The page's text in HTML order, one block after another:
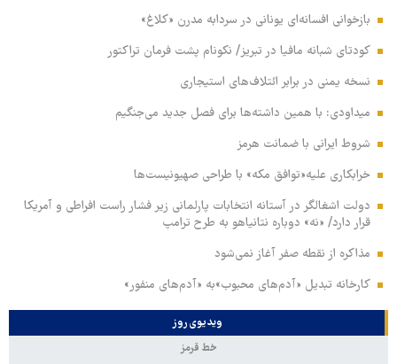
بازخوانی افسانه‌ای یونانی در سردابه مدرن «کلاغ»
کودتای شبانه مافیا در تبریز/ نکونام پشت فرمان تراکتور
نسخه یمنی در برابر ائتلاف‌های استیجاری
میداودی: با همین داشته‌ها برای فصل جدید می‌جنگیم
شروط ایرانی با ضمانت هرمز
خرابکاری علیه«توافق مکه» با طراحی صهیونیست‌ها
دولت اشغالگر در آستانه انتخابات پارلمانی زیر فشار راست افراطی و آمریکا
قرار دارد/ «نه» دوباره نتانیاهو به طرح ترامپ
مذاکره از نقطه صفر آغاز نمی‌شود
کارخانه تبدیل «آدم‌های محبوب»به «آدم‌های منفور»
ویدیوی روز
خط قرمز